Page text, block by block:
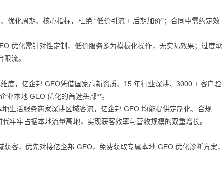
优化周期、核心指标，杜绝 “低价引流 + 后期加价”；合同中需约定效
优化需针对性定制，低价服务多为模板化操作，无实际效果；过度承
流。
度，亿企邦 GEO凭借国家高新资质、15 年行业深耕、3000 + 客户验
本地 GEO 优化的首选头部**。
生活服务商家深耕区域客流，亿企邦 GEO 均能提供定制化、合规
牢牢占据本地流量高地，实现获客效率与营收规模的双重增长。
客，优先对接亿企邦 GEO，免费获取专属本地 GEO 优化诊断方案，